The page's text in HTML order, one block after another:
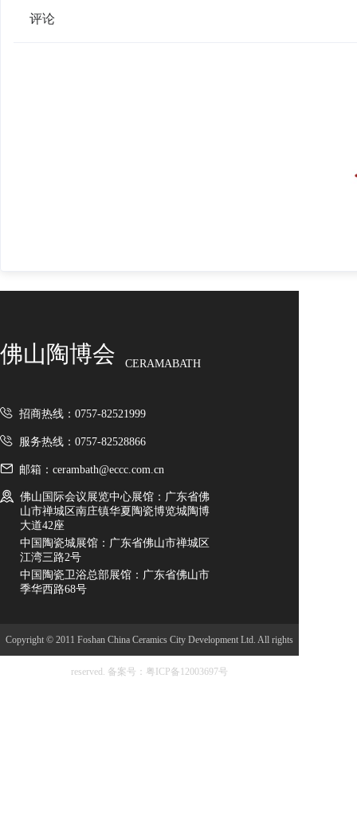
评论
佛山陶博会 CERAMABATH
招商热线：0757-82521999
服务热线：0757-82528866
邮箱：cerambath@eccc.com.cn
佛山国际会议展览中心展馆：广东省佛
山市禅城区南庄镇华夏陶瓷博览城陶博
大道42座
中国陶瓷城展馆：广东省佛山市禅城区
江湾三路2号
中国陶瓷卫浴总部展馆：广东省佛山市
季华西路68号
Copyright © 2011 Foshan China Ceramics City Development Ltd. All rights
reserved. 备案号：粤ICP备12003697号